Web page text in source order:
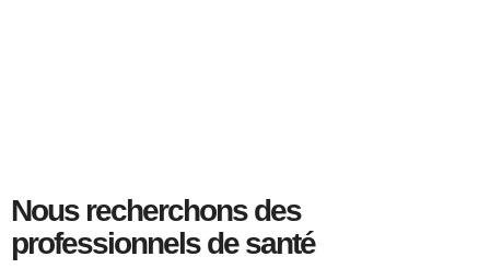
Nous recherchons des
professionnels de santé